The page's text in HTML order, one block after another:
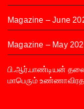
Magazine – June
Magazine – May
பி.ஆர்.பாண்டியன்
மாபெரும்